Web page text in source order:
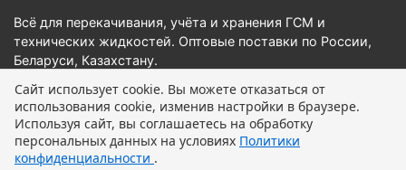
В корзину
Всё для перекачивания, учёта и хранения ГСМ и
технических жидкостей. Оптовые поставки по России,
Беларуси, Казахстану.
Сайт использует cookie. Вы можете отказаться от
использования cookie, изменив настройки в браузере.
Используя сайт, вы соглашаетесь на обработку
персональных данных на условиях Политики
конфиденциальности .